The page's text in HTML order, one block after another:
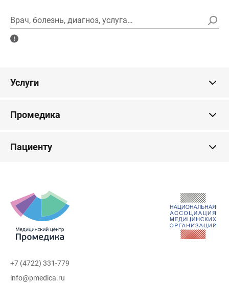
Врач, болезнь, диагноз, услуга…
Услуги
Промедика
Пациенту
+7 (4722) 331-779
info@pmedica.ru